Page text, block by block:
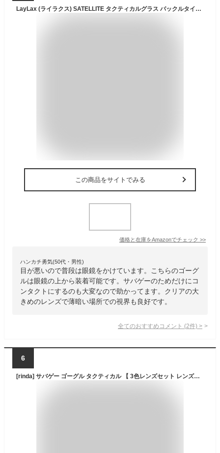
LayLax (ライラクス) SATELLITE タクティカルグラス バックルタイプ BK サバゲー用品
この商品をサイトでみる
価格と在庫をAmazonでチェック >>
ハンカチ勇気(50代・男性)
目が悪いので普段は眼鏡をかけています。こちらのゴーグ
ルは眼鏡の上から装着可能です。サバゲーのためだけにコ
ンタクトにするのも大変なので助かってます。クリアの大
きめのレンズで薄暗い場所での視界も良好です。
全てのおすすめコメント (2件) >
6
[rinda] サバゲー ゴーグル タクティカル 【 3色レンズセット レンズクリーナー ケース 付属 迷彩 】 ミリタリー バイク ゴーグル シューティング グラス X800 タイプ 曇り止め 曇らない UV400 紫外線防止